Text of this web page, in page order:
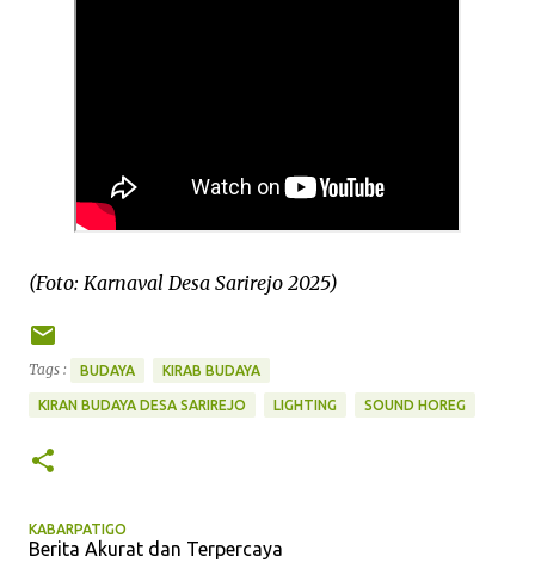
(Foto: Karnaval Desa Sarirejo 2025)
Tags : BUDAYA KIRAB BUDAYA
KIRAN BUDAYA DESA SARIREJO LIGHTING SOUND HOREG
KABARPATIGO
Berita Akurat dan Terpercaya